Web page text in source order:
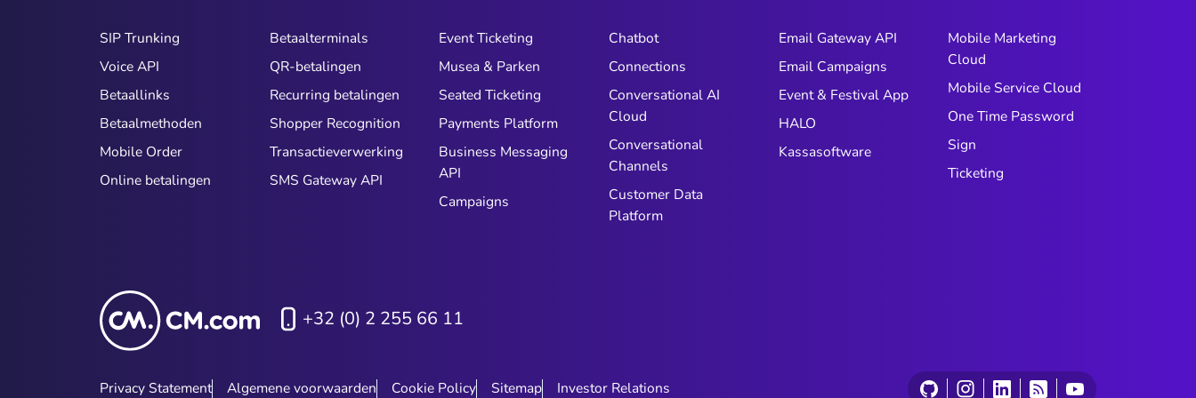
SIP Trunking
Voice API
Betaallinks
Betaalmethoden
Mobile Order
Online betalingen
Betaalterminals
QR-betalingen
Recurring betalingen
Shopper Recognition
Transactieverwerking
SMS Gateway API
Event Ticketing
Musea & Parken
Seated Ticketing
Payments Platform
Business Messaging
API
Campaigns
Chatbot
Connections
Conversational AI
Cloud
Conversational
Channels
Customer Data
Platform
Email Gateway API
Email Campaigns
Event & Festival App
HALO
Kassasoftware
Mobile Marketing
Cloud
Mobile Service Cloud
One Time Password
Sign
Ticketing
+32 (0) 2 255 66 11
Privacy Statement Algemene voorwaarden Cookie Policy Sitemap Investor Relations